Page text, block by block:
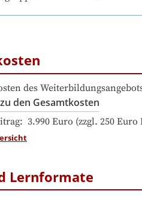
des
den Gesamtkosten
3.990 Euro (zzgl. 250
Lernformate